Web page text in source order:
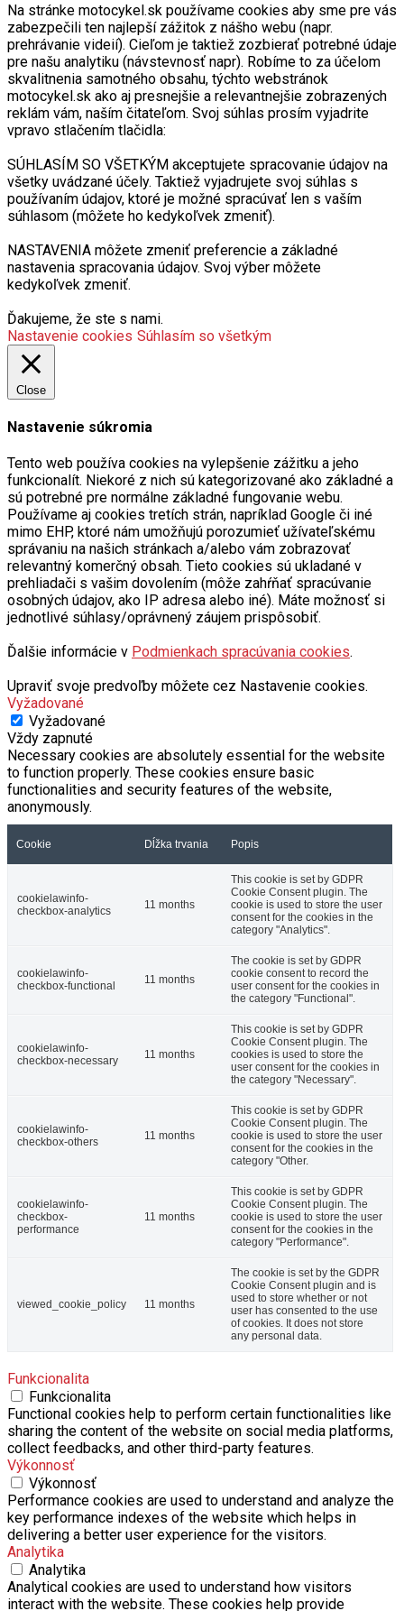
Na stránke motocykel.sk používame cookies aby sme pre vás
zabezpečili ten najlepší zážitok z nášho webu (napr.
prehrávanie videií). Cieľom je taktiež zozbierať potrebné údaje
pre našu analytiku (návstevnosť napr). Robíme to za účelom
skvalitnenia samotného obsahu, týchto webstránok
motocykel.sk ako aj presnejšie a relevantnejšie zobrazených
reklám vám, naším čitateľom. Svoj súhlas prosím vyjadrite
vpravo stlačením tlačidla:
SÚHLASÍM SO VŠETKÝM akceptujete spracovanie údajov na
všetky uvádzané účely. Taktiež vyjadrujete svoj súhlas s
používaním údajov, ktoré je možné spracúvať len s vaším
súhlasom (môžete ho kedykoľvek zmeniť).
NASTAVENIA môžete zmeniť preferencie a základné
nastavenia spracovania údajov. Svoj výber môžete
kedykoľvek zmeniť.
Ďakujeme, že ste s nami.
Nastavenie cookies Súhlasím so všetkým
Close
Nastavenie súkromia
Tento web používa cookies na vylepšenie zážitku a jeho
funkcionalít. Niekoré z nich sú kategorizované ako základné a
sú potrebné pre normálne základné fungovanie webu.
Používame aj cookies tretích strán, napríklad Google či iné
mimo EHP, ktoré nám umožňujú porozumieť užívateľskému
správaniu na našich stránkach a/alebo vám zobrazovať
relevantný komerčný obsah. Tieto cookies sú ukladané v
prehliadači s vašim dovolením (môže zahŕňať spracúvanie
osobných údajov, ako IP adresa alebo iné). Máte možnosť si
jednotlivé súhlasy/oprávnený záujem prispôsobiť.
Ďalšie informácie v Podmienkach spracúvania cookies.
Upraviť svoje predvoľby môžete cez Nastavenie cookies.
Vyžadované
Vyžadované
Vždy zapnuté
Necessary cookies are absolutely essential for the website
to function properly. These cookies ensure basic
functionalities and security features of the website,
anonymously.
Cookie Dĺžka trvania Popis
cookielawinfo-
checkbox-analytics
11 months
This cookie is set by GDPR
Cookie Consent plugin. The
cookie is used to store the user
consent for the cookies in the
category "Analytics".
cookielawinfo-
checkbox-functional
11 months
The cookie is set by GDPR
cookie consent to record the
user consent for the cookies in
the category "Functional".
cookielawinfo-
checkbox-necessary
11 months
This cookie is set by GDPR
Cookie Consent plugin. The
cookies is used to store the
user consent for the cookies in
the category "Necessary".
cookielawinfo-
checkbox-others
11 months
This cookie is set by GDPR
Cookie Consent plugin. The
cookie is used to store the user
consent for the cookies in the
category "Other.
cookielawinfo-
checkbox-
performance
11 months
This cookie is set by GDPR
Cookie Consent plugin. The
cookie is used to store the user
consent for the cookies in the
category "Performance".
viewed_cookie_policy 11 months
The cookie is set by the GDPR
Cookie Consent plugin and is
used to store whether or not
user has consented to the use
of cookies. It does not store
any personal data.
Funkcionalita
Funkcionalita
Functional cookies help to perform certain functionalities like
sharing the content of the website on social media platforms,
collect feedbacks, and other third-party features.
Výkonnosť
Výkonnosť
Performance cookies are used to understand and analyze the
key performance indexes of the website which helps in
delivering a better user experience for the visitors.
Analytika
Analytika
Analytical cookies are used to understand how visitors
interact with the website. These cookies help provide